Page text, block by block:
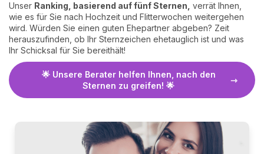
Unser Ranking, basierend auf fünf Sternen, verrät Ihnen,
wie es für Sie nach Hochzeit und Flitterwochen weitergehen
wird. Würden Sie einen guten Ehepartner abgeben? Zeit
herauszufinden, ob Ihr Sternzeichen ehetauglich ist und was
Ihr Schicksal für Sie bereithält!
🌟 Unsere Berater helfen Ihnen, nach den
Sternen zu greifen! 🌟